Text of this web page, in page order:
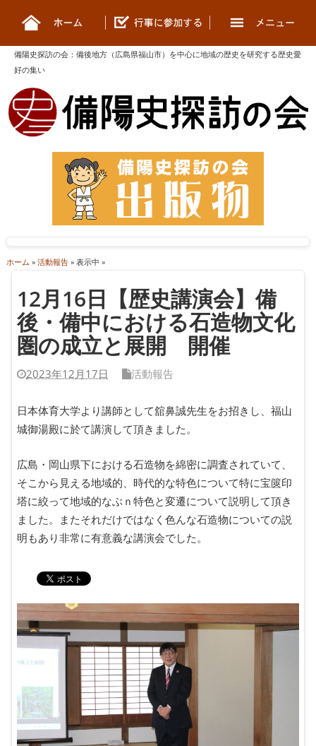
備陽史探訪の会 ： 備後地方（広島県福山市）を中心に地域の歴史を研究する歴史愛
好の集い
ホーム » 活動報告» 表示中 »
12月16日【歴史講演会】備
後・備中における石造物文化
圏の成立と展開 開催
2023年12月17日 活動報告
日本体育大学より講師として舘鼻誠先生をお招きし、福山
城御湯殿に於て講演して頂きました。
広島・岡山県下における石造物を綿密に調査されていて、
そこから見える地域的、時代的な特色について特に宝篋印
塔に絞って地域的なぶｎ特色と変遷について説明して頂き
ました。またそれだけではなく色んな石造物についての説
明もあり非常に有意義な講演会でした。